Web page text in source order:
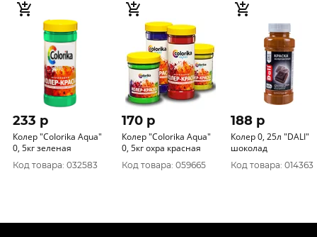
233 p
Колер "CoIorika Aqua"
0, 5кг зеленая
Код товара: 032583
170 p
Колер "CoIorika Aqua"
0, 5кг охра красная
Код товара: 059665
188 p
Колер 0, 25л "DALI"
шоколад
Код товара: 014363